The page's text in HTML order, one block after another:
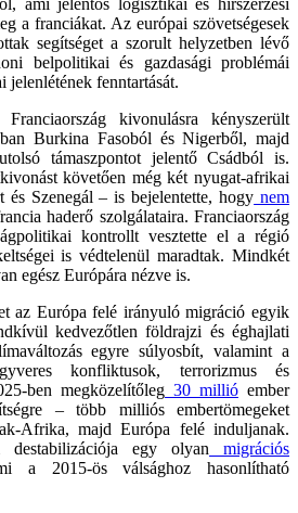
a franciákat. Az európai szövetségesek
segítséget a szorult helyzetben lévő
belpolitikai és gazdasági problémái
jelenlétének fenntartását.
kivonulásra kényszerült
Burkina Fasoból és Nigerből, majd
támaszpontot jelentő Csádból is.
követően még két nyugat-afrikai
Szenegál – is bejelentette, hogy nem
haderő szolgálataira. Franciaország
kontrollt vesztette el a régió
is védtelenül maradtak. Mindkét
egész Európára nézve is.
az Európa felé irányuló migráció egyik
kedvezőtlen földrajzi és éghajlati
egyre súlyosbít, valamint a
konfliktusok, terrorizmus és
ben megközelítőleg 30 millió ember
– több milliós embertömegeket
Afrika, majd Európa felé induljanak.
egy olyan
migrációs
a 2015-ös válsághoz hasonlítható